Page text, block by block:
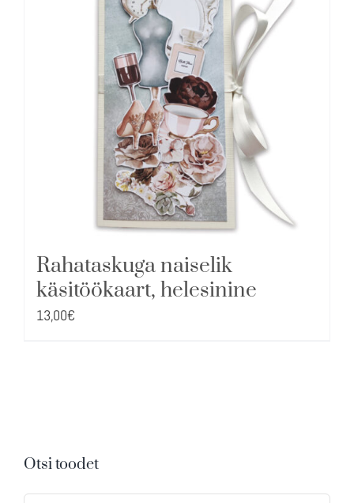
Rahataskuga naiselik
käsitöökaart, helesinine
13,00€
Otsi toodet